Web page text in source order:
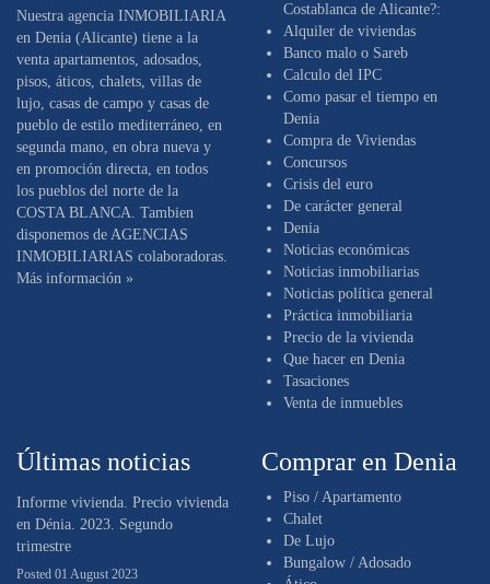
Nuestra agencia INMOBILIARIA
en Denia (Alicante) tiene a la
venta apartamentos, adosados,
pisos, áticos, chalets, villas de
lujo, casas de campo y casas de
pueblo de estilo mediterráneo, en
segunda mano, en obra nueva y
en promoción directa, en todos
los pueblos del norte de la
COSTA BLANCA. Tambien
disponemos de AGENCIAS
INMOBILIARIAS colaboradoras.
Más información »
Costablanca de Alicante?:
Alquiler de viviendas
Banco malo o Sareb
Calculo del IPC
Como pasar el tiempo en
Denia
Compra de Viviendas
Concursos
Crisis del euro
De carácter general
Denia
Noticias económicas
Noticias inmobiliarias
Noticias política general
Práctica inmobiliaria
Precio de la vivienda
Que hacer en Denia
Tasaciones
Venta de inmuebles
Últimas noticias
Informe vivienda. Precio vivienda
en Dénia. 2023. Segundo
trimestre
Posted 01 August 2023
Comprar en Denia
Piso / Apartamento
Chalet
De Lujo
Bungalow / Adosado